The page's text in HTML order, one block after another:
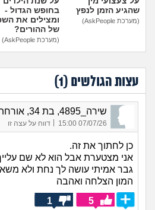
שהגיע הזמן לנפץ
(מערכת AskPeople)
בחופש הגדול -
ומצילים את
של ההורים?
(מערכת AskPeople)
עצות הגולשים (1
)
שירה_4895, בת 34, אורחת
07/07/26 15:00
| דווח על עצה זו
כן לחתוך את זה.
אני מצטערת אבל הוא לא שם
גבר אמיתי עושה לך נחת ולא
המון הצלחה ואהבה
5
1